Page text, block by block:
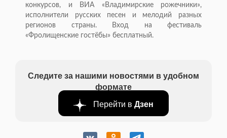
конкурсов, и ВИА «Владимирские рожечники»,
исполнители русских песен и мелодий разных
регионов страны. Вход на фестиваль
«Фролищенские гостёбы» бесплатный.
Следите за нашими новостями в удобном
формате
Перейти в Дзен